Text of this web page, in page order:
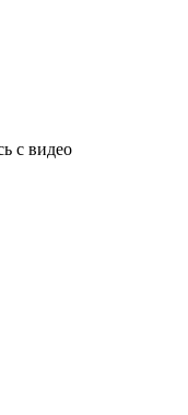
с видео